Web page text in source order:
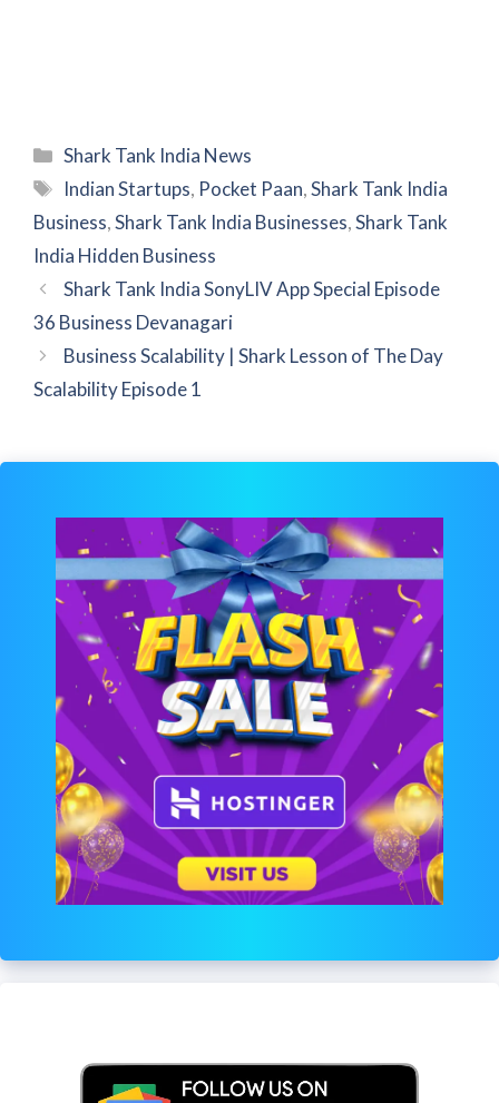
Categories
Shark Tank India News
Tags
Indian Startups, Pocket Paan,Shark Tank India
Business,Shark Tank India Businesses,Shark Tank
India Hidden Business
Shark Tank India SonyLIV App Special Episode
36 Business Devanagari
Business Scalability | Shark Lesson of The Day
Scalability Episode 1